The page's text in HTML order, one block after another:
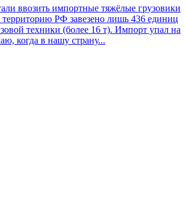
ввозить импортные тяжёлые грузовики
территорию РФ завезено лишь 436 единиц
техники (более 16 т). Импорт упал на
когда в нашу страну...